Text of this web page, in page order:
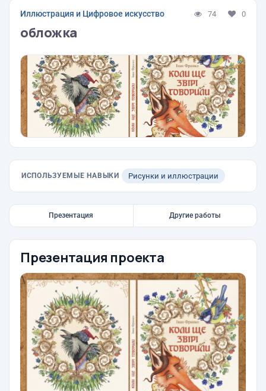
Иллюстрация и Цифровое искусство 74 0
обложка
ИСПОЛЬЗУЕМЫЕ НАВЫКИ Рисунки и иллюстрации
Презентация Другие работы
Презентация проекта